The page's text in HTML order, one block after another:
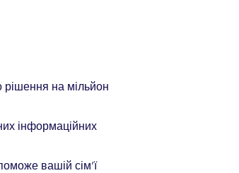
рішення на мільйон
інформаційних
вашій сім’ї